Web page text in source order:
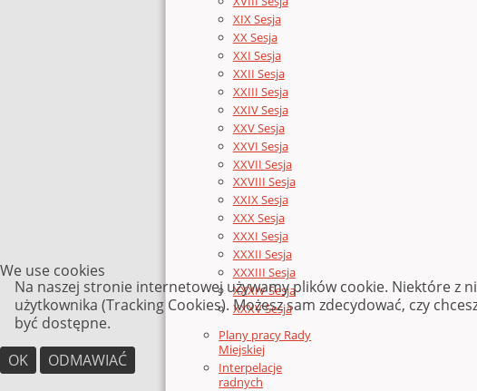
XIX Sesja
XX Sesja
XXI Sesja
XXII Sesja
XXIII Sesja
XXIV Sesja
XXV Sesja
XXVI Sesja
XXVII Sesja
XXVIII Sesja
XXIX Sesja
XXX Sesja
XXXI Sesja
XXXII Sesja
XXXIII Sesja
XXXIV Sesja
XXXV Sesja
Plany pracy Rady
Miejskiej
Interpelacje
radnych
We use cookies
Na naszej stronie internetowej używamy plików cookie. Niektóre z
użytkownika (Tracking Cookies). Możesz sam zdecydować, czy
być dostępne.
OK
ODMAWIAĆ